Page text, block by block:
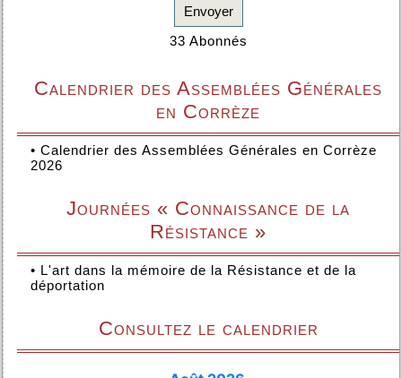
Envoyer
33 Abonnés
Calendrier des Assemblées Générales
en Corrèze
• Calendrier des Assemblées Générales en Corrèze
2026
Journées « Connaissance de la
Résistance »
• L'art dans la mémoire de la Résistance et de la
déportation
Consultez le calendrier